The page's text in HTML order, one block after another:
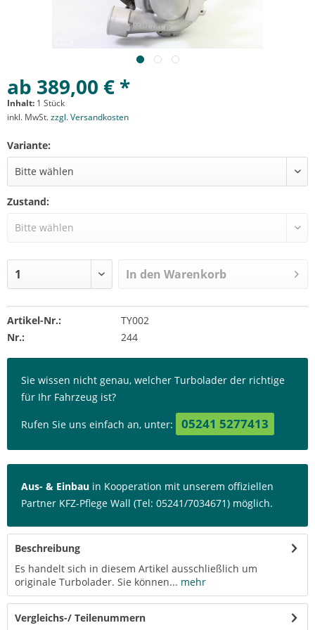
ab 389,00 € *
Inhalt: 1 Stück
inkl. MwSt.zzgl. Versandkosten
Variante:
Zustand:
In den Warenkorb
Artikel-Nr.:
TY002
Nr.:
244
Sie wissen nicht genau, welcher Turbolader der richtige
für Ihr Fahrzeug ist?
Rufen Sie uns einfach an, unter: 05241 5277413
Aus- & Einbau in Kooperation mit unserem offiziellen
Partner KFZ-Pflege Wall (Tel: 05241/7034671) möglich.
Beschreibung
Es handelt sich in diesem Artikel ausschließlich um
originale Turbolader. Sie können... mehr
Vergleichs-/ Teilenummern